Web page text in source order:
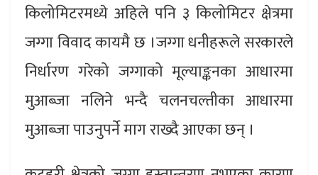
किलोमिटरमध्ये अहिले पनि ३ किलोमिटर क्षेत्रमा
जग्गा विवाद कायमै छ ।जग्गा धनीहरूले सरकारले
निर्धारण गरेको जग्गाको मूल्याङ्कनका आधारमा
मुआब्जा नलिने भन्दै चलनचल्तीका आधारमा
मुआब्जा पाउनुपर्ने माग राख्दै आएका छन् ।